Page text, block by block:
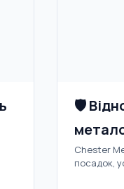
🛡️
Chester
посадок,